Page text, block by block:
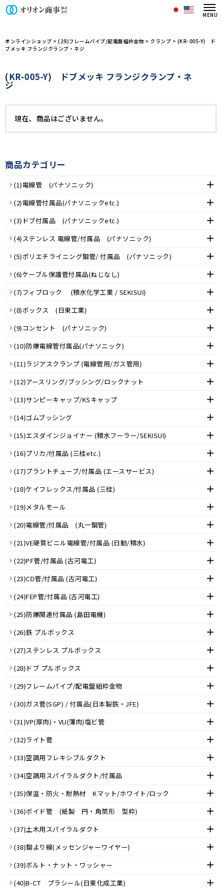
オリオン商事株式会社/商品一覧ペー
オンラインショップ > (29)フレームパイプ/配電盤組枠金物 > クランプ > (KR-005-Y) ド
ブメッキ フランジクランプ・ネジ
(KR-005-Y) ドブメッキ フランジクランプ・ネ
ジ
現在、商品はございません。
商品カテゴリー
(1)電線管 (パナソニック)
(2)電線管付属品(パナソニックetc.)
(3)ドブ付属品 (パナソニックetc.)
(4)ステンレス 電線管/付属品 (パナソニック)
(5)ポリエチライニング鋼管/ 付属品 (パナソニック)
(6)ケーブル保護菅付属品(ねじなし)
(7)フィブロック (積水化学工業 / SEKISUI)
(8)ボックス (日東工業)
(9)コンセント (パナソニック)
(10)防爆電線管付属品(パナソニック)
(11)ラジアスクランプ (電線管用/ガス管用)
(12)アースリング/ブッシング/ロックナット
(13)サンピーキャップ/KSキャップ
(14)ゴムブッシング
(15)エスダインジョイナー (積水フーラー/SEKISUI)
(16)プリカ/付属品 (三桂etc.)
(17)プラントチューブ/付属品 (エースサービス)
(18)ケイフレックス/付属品 (三桂)
(19)メタルモール
(20)電線管/付属品 (丸一鋼管)
(21)VE硬質ビニル電線管/付属品 (日動/積水)
(22)PF菅/付属品 (古河電工)
(23)CD菅/付属品 (古河電工)
(24)FEP管/付属品 (古河電工)
(25)防爆関連付属品 (島田電機)
(26)鉄 プルボックス
(27)ステンレス プルボックス
(28)ドブ プルボックス
(29)フレームパイプ/配電盤組枠金物
(30)ガス菅(SGP) / 付属品(日本製鉄・JFE)
(31)VP(厚肉)・VU(薄肉)塩ビ管
(32)ライト菅
(33)空調用フレキシブルダクト
(34)空調用スパイラルダクト/付属品
(35)保温・防火・耐熱材 Kマット/ホワイト/ロック
(36)ボイド管 (紙製 円・角筒形 型枠)
(37)土木用スパイラルダクト
(38)鋼より線(メッセンジャーワイヤー)
(39)ボルト・ナット・ワッシャー
(40)B-CT プラシール(日東化成工業)